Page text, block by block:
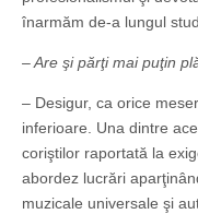
înarmăm de-a lungul
– Are şi părţi mai puţin
– Desigur, ca orice
inferioare. Una dintre
coriştilor raportată la
abordez lucrări
muzicale universale şi